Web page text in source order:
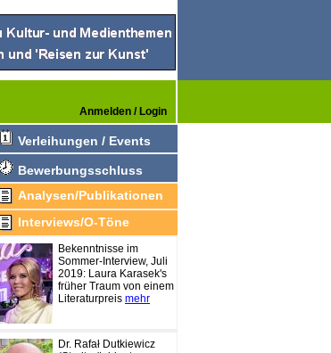
Anmelden / Login
Verleihungen / Events
Bewerbungsschluss
Analysen/Publikationen
Interviews/O-Töne
Bekenntnisse im
Sommer-Interview, Juli
2019: Laura Karasek's
früher Traum von einem
Literaturpreis mehr
Dr. Rafał Dutkiewicz